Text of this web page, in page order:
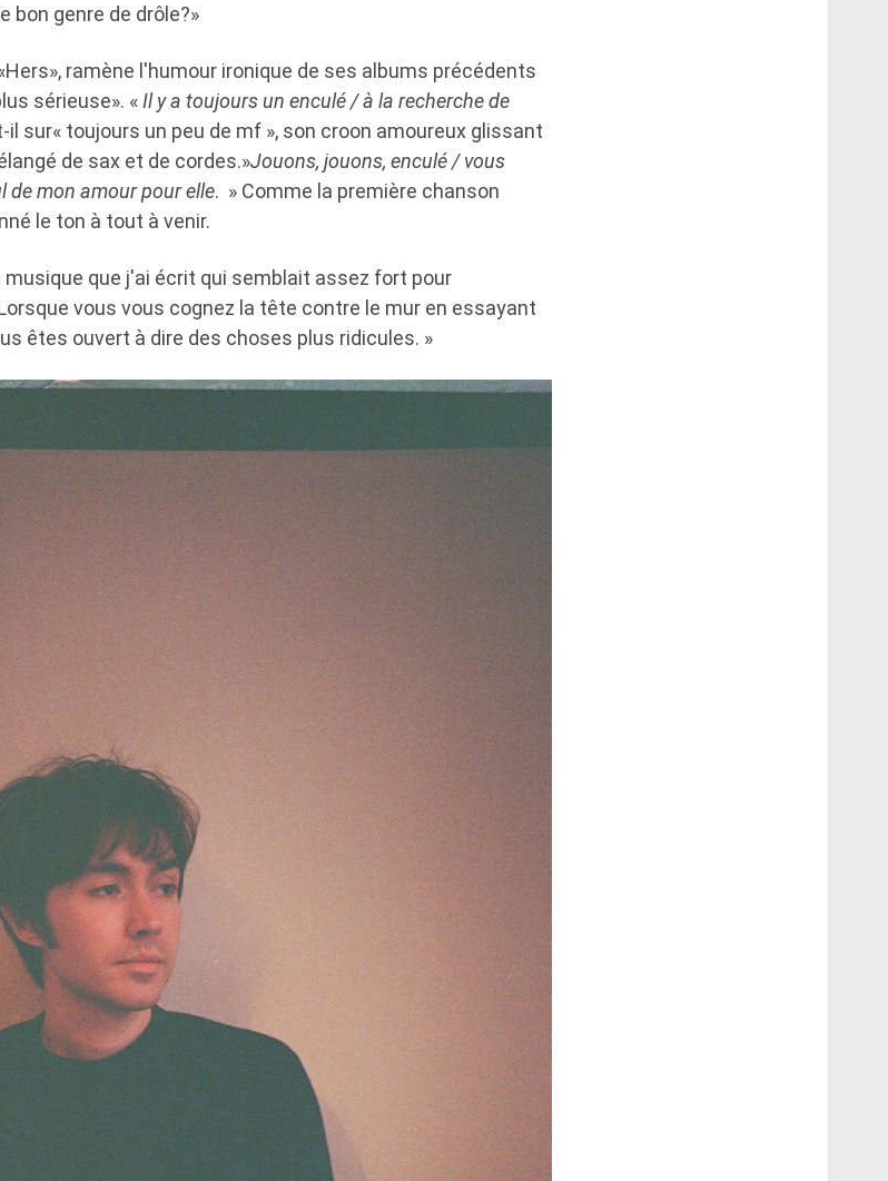
bon genre de drôle?»
ramène l'humour ironique de ses albums précédents
sérieuse». « Il y a toujours un enculé / à la recherche de
il sur« toujours un peu de mf », son croon amoureux glissant
de sax et de cordes.»Jouons, jouons, enculé / vous
de mon amour pour elle. » Comme la première chanson
le ton à tout à venir.
que j'ai écrit qui semblait assez fort pour
vous vous cognez la tête contre le mur en essayant
êtes ouvert à dire des choses plus ridicules. »